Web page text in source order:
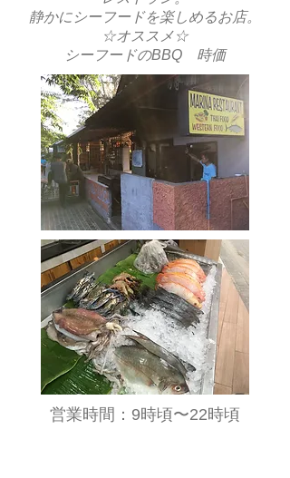
静かに​シーフードを楽しめるお店。
☆オススメ☆
​シーフードのBBQ 時価
​営業時間：9時頃〜22時頃